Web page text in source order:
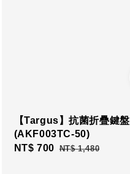
【Targus】抗菌折疊鍵盤
(AKF003TC-50)
Sale
NT$ 700 Regular
NT$ 1,480